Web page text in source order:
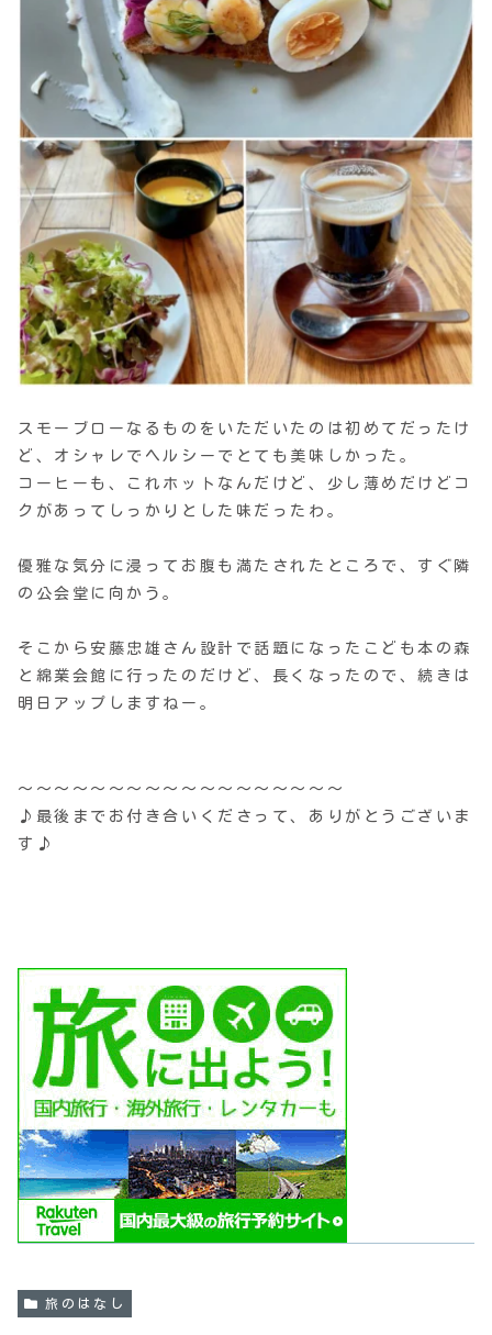
スモーブローなるものをいただいたのは初めてだったけ
ど、オシャレでヘルシーでとても美味しかった。
コーヒーも、これホットなんだけど、少し薄めだけどコ
クがあってしっかりとした味だったわ。
優雅な気分に浸ってお腹も満たされたところで、すぐ隣
の公会堂に向かう。
そこから安藤忠雄さん設計で話題になったこども本の森
と綿業会館に行ったのだけど、長くなったので、続きは
明日アップしますねー。
〜〜〜〜〜〜〜〜〜〜〜〜〜〜〜〜〜〜
♪最後までお付き合いくださって、ありがとうございま
す♪
旅のはなし